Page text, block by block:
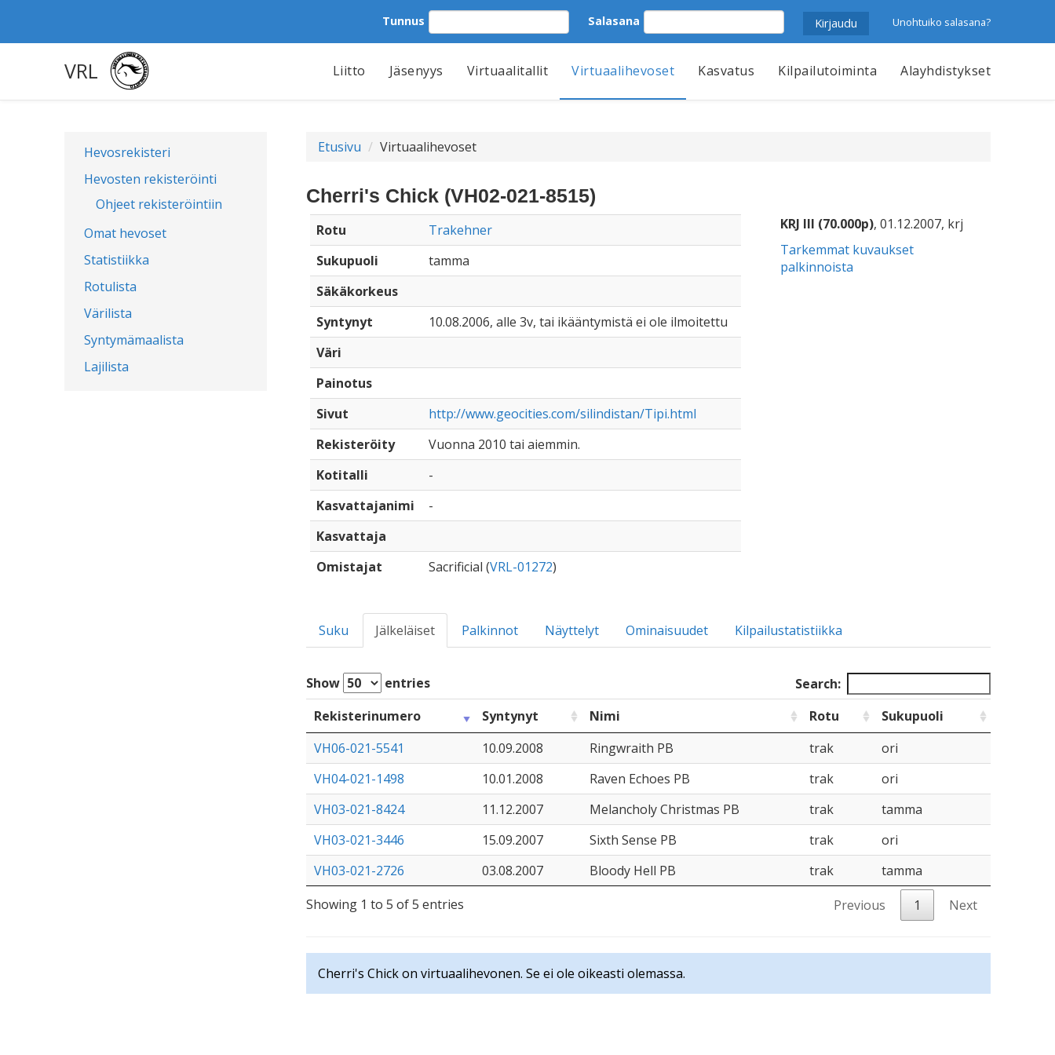
Tunnus Salasana Unohtuiko salasana?
VRL Liitto Jäsenyys Virtuaalitallit Virtuaalihevoset Kasvatus Kilpailutoiminta Alayhdistykset
Hevosrekisteri
Hevosten rekisteröinti
Ohjeet rekisteröintiin
Omat hevoset
Statistiikka
Rotulista
Värilista
Syntymämaalista
Lajilista
Etusivu Virtuaalihevoset
Cherri's Chick (VH02-021-8515)
Rotu
Trakehner
Sukupuoli
tamma
Säkäkorkeus
Syntynyt
10.08.2006, alle 3v, tai ikääntymistä ei ole ilmoitettu
Väri
Painotus
Sivut
http://www.geocities.com/silindistan/Tipi.html
Rekisteröity
Vuonna 2010 tai aiemmin.
Kotitalli
-
Kasvattajanimi
-
Kasvattaja
Omistajat
Sacrificial (VRL-01272)
KRJ III (70.000p), 01.12.2007, krj
Tarkemmat kuvaukset
palkinnoista
Suku Jälkeläiset Palkinnot Näyttelyt Ominaisuudet Kilpailustatistiikka
Show entries
Search:
Rekisterinumero
Syntynyt Nimi Rotu
Sukupuoli
VH06-021-5541
10.09.2008 Ringwraith PB trak
ori
VH04-021-1498
10.01.2008 Raven Echoes PB trak
ori
VH03-021-8424
11.12.2007 Melancholy Christmas PB trak
tamma
VH03-021-3446
15.09.2007 Sixth Sense PB trak
ori
VH03-021-2726
03.08.2007 Bloody Hell PB trak
tamma
Showing 1 to 5 of 5 entries
Previous 1 Next
Cherri's Chick on virtuaalihevonen. Se ei ole oikeasti olemassa.